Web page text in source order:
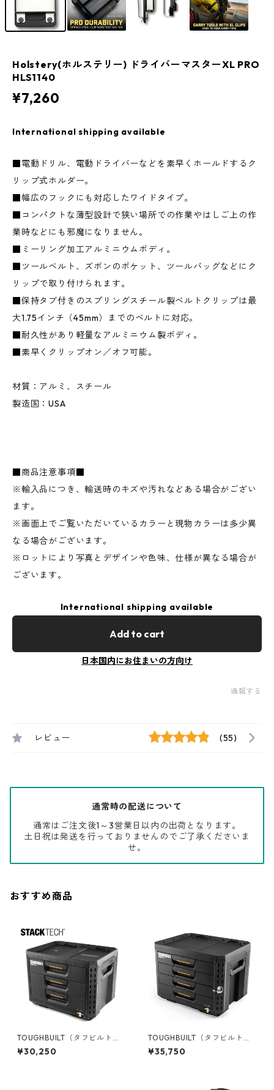
Holstery(ホルステリー) ドライバーマスターXL PRO
HLS1140
¥7,260
International shipping available
■電動ドリル、電動ドライバーなどを素早くホールドするク
リップ式ホルダー。
■幅広のフックにも対応したワイドタイプ。
■コンパクトな薄型設計で狭い場所での作業やはしご上の作
業時などにも邪魔になりません。
■ミーリング加工アルミニウムボディ。
■ツールベルト、ズボンのポケット、ツールバッグなどにク
リップで取り付けられます。
■保持タブ付きのスプリングスチール製ベルトクリップは最
大1.75インチ（45mm）までのベルトに対応。
■耐久性があり軽量なアルミニウム製ボディ。
■素早くクリップオン／オフ可能。
材質：アルミ、スチール
製造国：USA
■商品注意事項■
※輸入品につき、輸送時のキズや汚れなどある場合がござい
ます。
※画面上でご覧いただいているカラーと現物カラーは多少異
なる場合がございます。
※ロットにより写真とデザインや色味、仕様が異なる場合が
ございます。
International shipping available
Add to cart
日本国内にお住まいの方向け
通報する
レビュー (55)
通常時の配送について
通常はご注文後1～3営業日以内の出荷となります。
土日祝は発送を行っておりませんのでご了承くださいま
せ。
おすすめ商品
TOUGHBUILT（タフビルト）S
TACK TECH(スタックテック)
３ドロワー収納ボックス TB-B
¥30,250
TOUGHBUILT（タフビルト）S
TACK TECH(スタックテック)
4ドロワーボックス（サイドロ
¥35,750